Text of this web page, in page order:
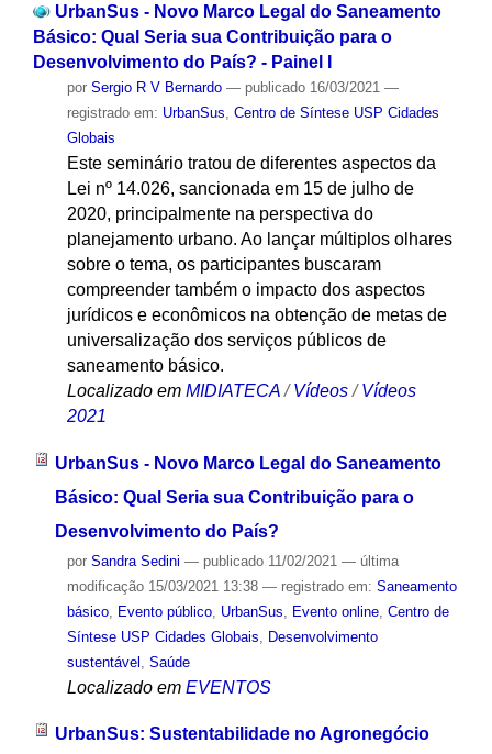
UrbanSus - Novo Marco Legal do Saneamento
Básico: Qual Seria sua Contribuição para o
Desenvolvimento do País? - Painel I
por Sergio R V Bernardo — publicado16/03/2021 —
registrado em: UrbanSus Centro de Síntese USP Cidades
Globais
Este seminário tratou de diferentes aspectos da
Lei nº 14.026, sancionada em 15 de julho de
2020, principalmente na perspectiva do
planejamento urbano. Ao lançar múltiplos olhares
sobre o tema, os participantes buscaram
compreender também o impacto dos aspectos
jurídicos e econômicos na obtenção de metas de
universalização dos serviços públicos de
saneamento básico.
Localizado em MIDIATECA /Vídeos /Vídeos
2021
UrbanSus - Novo Marco Legal do Saneamento
Básico: Qual Seria sua Contribuição para o
Desenvolvimento do País?
por Sandra Sedini — publicado11/02/2021 — última
modificação15/03/2021 13:38 — registrado em: Saneamento
básico, Evento público, UrbanSus Evento online, Centro de
Síntese USP Cidades Globais
Desenvolvimento
sustentável Saúde
Localizado em EVENTOS
UrbanSus: Sustentabilidade no Agronegócio